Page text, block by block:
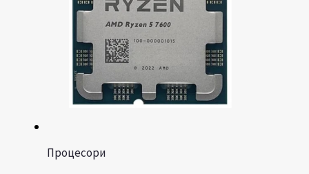
Процесори